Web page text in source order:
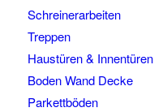
Schreinerarbeiten
Treppen
Haustüren & Innentüren
Boden Wand Decke
Parkettböden